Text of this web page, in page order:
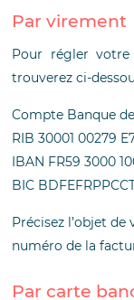
Par virement
Pour régler votre
trouverez ci-
Compte Banque
RIB 30001 00279
IBAN FR59 3000
BIC
Précisez l’objet
numéro de la
Par carte